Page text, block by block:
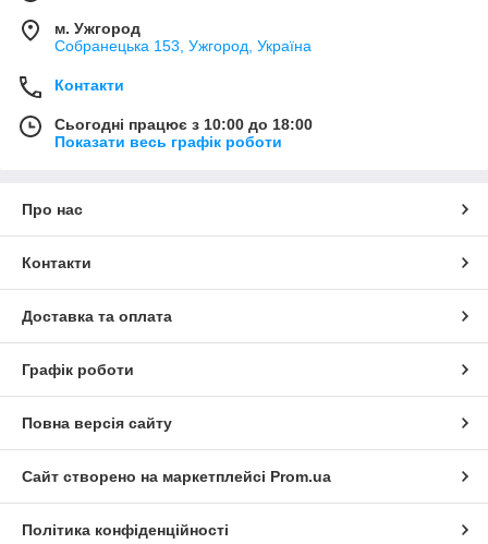
м. Ужгород
Собранецька 153, Ужгород, Україна
Контакти
Сьогодні працює з 10:00 до 18:00
Показати весь графік роботи
Про нас
Контакти
Доставка та оплата
Графік роботи
Повна версія сайту
Сайт створено на маркетплейсі Prom.ua
Політика конфіденційності